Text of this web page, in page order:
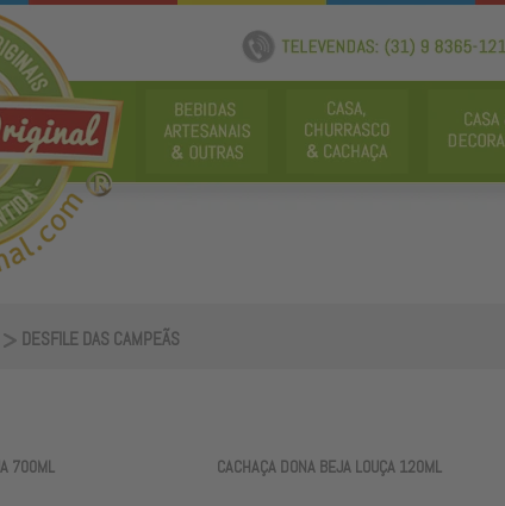
DESFILE DAS CAMPEÃS
700ML CACHAÇA DONA BEJA LOUÇA 120ML